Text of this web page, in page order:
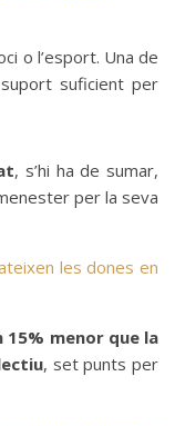
o l’esport. Una de
suficient per
, s’hi ha de sumar,
per la seva
les dones en
15% menor que la
, set punts per